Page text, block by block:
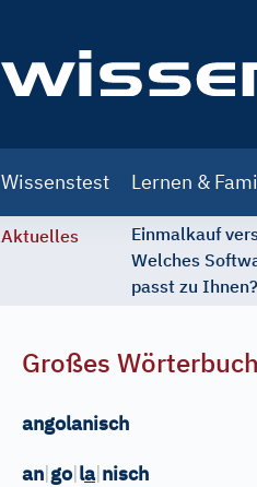
navigation
Wissenstest Lernen &
Aktuelles
Einmalkauf
Welches
passt zu Ihnen?
Großes
angolanisch
an|go|la|nisch